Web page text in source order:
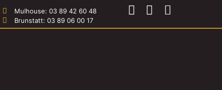
Mulhouse: 03 89 42 60 48
Brunstatt: 03 89 06 00 17